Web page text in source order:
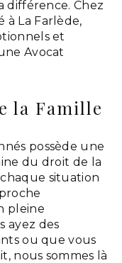
Chez
à La Farlède,
et
Avocat
la Famille
possède une
du droit de la
situation
pleine
ayez des
ou que vous
nous sommes là